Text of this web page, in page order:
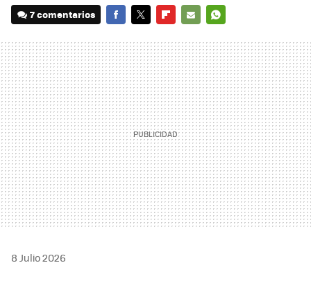
7 comentarios
MAIL
8 Julio 2026